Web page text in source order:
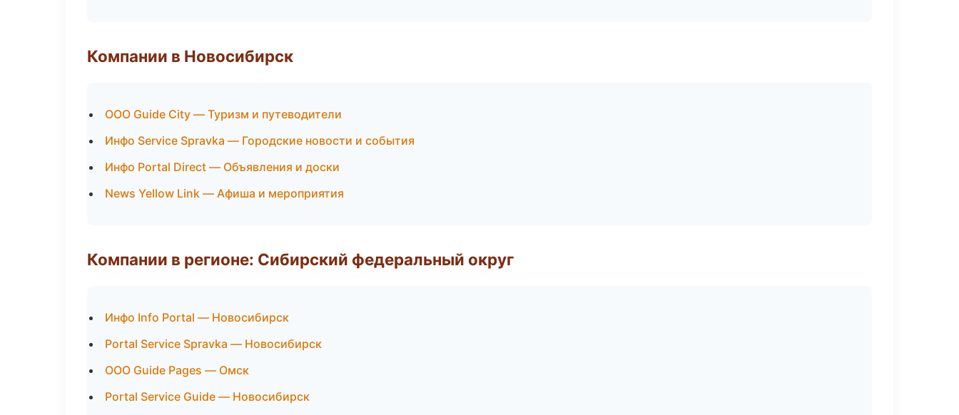
Компании в Новосибирск
ООО Guide City — Туризм и путеводители
Инфо Service Spravka — Городские новости и события
Инфо Portal Direct — Объявления и доски
News Yellow Link — Афиша и мероприятия
Компании в регионе: Сибирский федеральный округ
Инфо Info Portal — Новосибирск
Portal Service Spravka — Новосибирск
ООО Guide Pages — Омск
Portal Service Guide — Новосибирск